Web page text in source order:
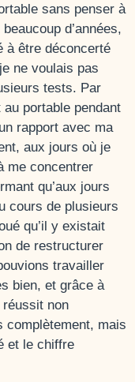
sans penser à
d’années,
à être déconcerté
ne voulais pas
tests. Par
portable pendant
rapport avec ma
aux jours où je
me concentrer
qu’aux jours
cours de plusieurs
qu’il y existait
de restructurer
travailler
bien, et grâce à
non
complètement, mais
et le chiffre